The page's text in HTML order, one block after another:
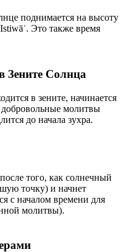
поднимается на высоту
Это также время
Зените Солнца
в зените, начинается
добровольные молитвы
до начала зухра.
того, как солнечный
точку) и начнет
с началом времени для
молитвы).